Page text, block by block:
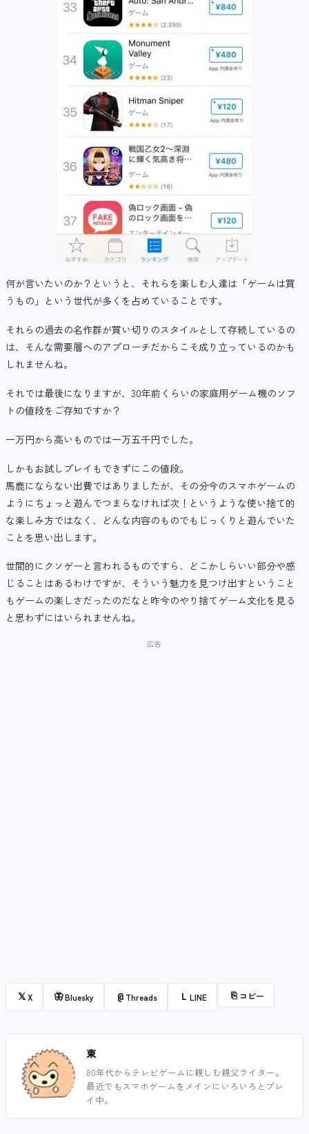
何が言いたいのか？というと、それらを楽しむ人達は「ゲームは買
うもの」という世代が多くを占めていることです。
それらの過去の名作群が買い切りのスタイルとして存続しているの
は、そんな需要層へのアプローチだからこそ成り立っているのかも
しれませんね。
それでは最後になりますが、30年前くらいの家庭用ゲーム機のソフ
トの値段をご存知ですか？
一万円から高いものでは一万五千円でした。
しかもお試しプレイもできずにこの値段。
馬鹿にならない出費ではありましたが、その分今のスマホゲームの
ようにちょっと遊んでつまらなければ次！というような使い捨て的
な楽しみ方ではなく、どんな内容のものでもじっくりと遊んでいた
ことを思い出します。
世間的にクソゲーと言われるものですら、どこかしらいい部分や感
じることはあるわけですが、そういう魅力を見つけ出すということ
もゲームの楽しさだったのだなと昨今のやり捨てゲーム文化を見る
と思わずにはいられませんね。
𝕏X 🦋Bluesky @ Threads L LINE ⎘ コピー
東
80年代からテレビゲームに親しむ親父ライター。
最近でもスマホゲームをメインにいろいろとプレ
イ中。